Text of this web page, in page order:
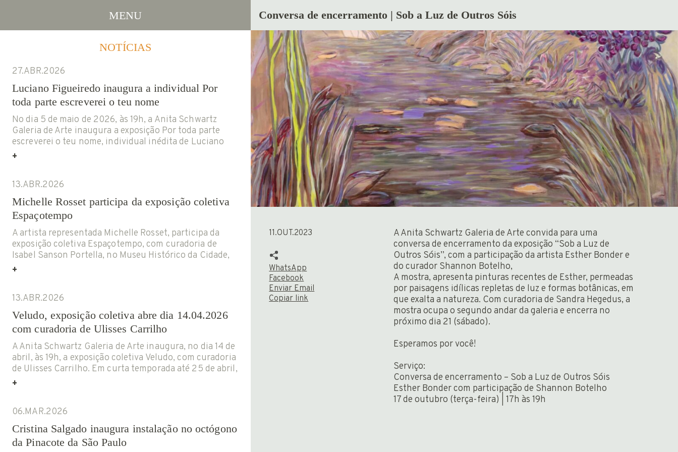
MENU
Artistas
Exposições
ATUAL
ARQUIVO
INFO
ENGLISH
NOTÍCIAS
27.ABR.2026
Luciano Figueiredo inaugura a individual Por
toda parte escreverei o teu nome
No dia 5 de maio de 2026, às 19h, a Anita Schwartz
Galeria de Arte inaugura a exposição Por toda parte
escreverei o teu nome, individual inédita de Luciano
Figueiredo com curadoria de Luiz Chrysostomo.
singulares da arte […]
+
13.ABR.2026
Michelle Rosset participa da exposição coletiva
Espaçotempo
A artista representada Michelle Rosset, participa da
exposição coletiva Espaçotempo, com curadoria de
Isabel Sanson Portella, no Museu Histórico da Cidade,
no Rio de Janeiro. A mostra, que teve inaugurou no dia
Paulo Leminski (1944–1989), […]
+
13.ABR.2026
Veludo, exposição coletiva abre dia 14.04.2026
com curadoria de Ulisses Carrilho
A Anita Schwartz Galeria de Arte inaugura, no dia 14 de
abril, às 19h, a exposição coletiva Veludo, com curadoria
de Ulisses Carrilho. Em curta temporada até 25 de abril,
a mostra reúne artistas de diferentes gerações em torno
+
06.MAR.2026
Cristina Salgado inaugura instalação no octógono
da Pinacote da São Paulo
Conversa de encerramento | Sob a Luz de Outros Sóis
11.OUT.2023
WhatsApp
Facebook
Enviar Email
Copiar link
A Anita Schwartz Galeria de Arte convida para uma
conversa de encerramento da exposição “Sob a Luz de
Outros Sóis”, com a participação da artista Esther Bonder e
do curador Shannon Botelho,
A mostra, apresenta pinturas recentes de Esther, permeadas
por paisagens idílicas repletas de luz e formas botânicas, em
que exalta a natureza. Com curadoria de Sandra Hegedus, a
mostra ocupa o segundo andar da galeria e encerra no
próximo dia 21 (sábado).
Esperamos por você!
Serviço:
Conversa de encerramento – Sob a Luz de Outros Sóis
Esther Bonder com participação de Shannon Botelho
17 de outubro (terça-feira) | 17h às 19h